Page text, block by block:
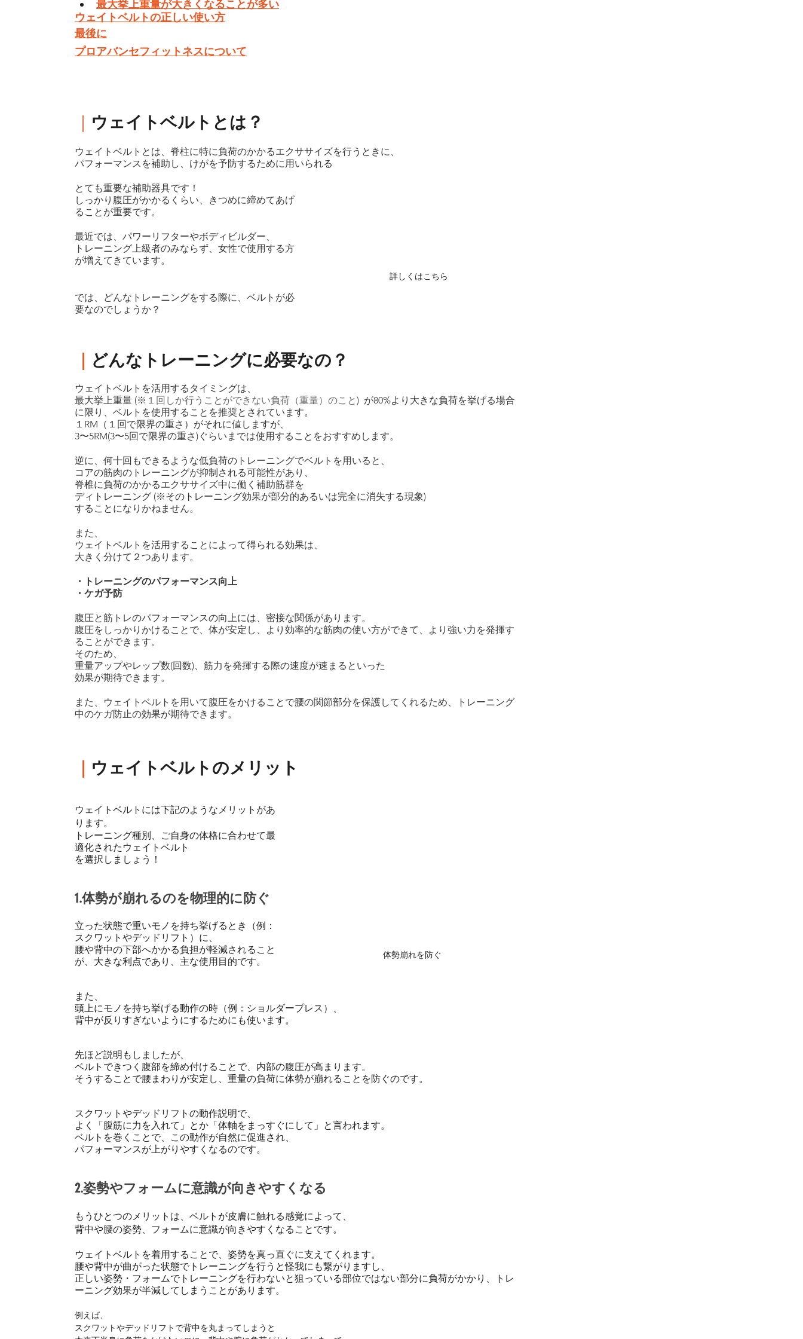
最大挙上重量が大きくなることが多い
ウェイトベルトの正しい使い方
最後に
プロアバンセフィットネスについて
ウェイトベルトとは？
ウェイトベルトとは、脊柱に特に負荷のかかるエクササイズを行うときに、
パフォーマンスを補助し、けがを予防するために用いられる
詳しくはこちら
とても重要な補助器具です！
しっかり腹圧がかかるくらい、きつめに締めてあげ
ることが重要です。
最近では、パワーリフターやボディビルダー、
トレーニング上級者のみならず、女性で使用する方
が増えてきています。
では、どんなトレーニングをする際に、ベルトが必
要なのでしょうか？
どんなトレーニングに必要なの？
ウェイトベルトを活用するタイミングは、
最大挙上重量 (※ １回しか行うことができない負荷（重量）のこと)  が80%より大きな負荷を挙げる場合
に限り、ベルトを使用することを推奨とされています。
１RM（１回で限界の重さ）がそれに値しますが、
3〜5RM(3〜5回で限界の重さ)ぐらいまでは使用することをおすすめします。
逆に、何十回もできるような低負荷のトレーニングでベルトを用いると、
コアの筋肉のトレーニングが抑制される可能性があり、
脊椎に負荷のかかるエクササイズ中に働く補助筋群を
ディトレーニング (※そのトレーニング効果が部分的あるいは完全に消失する現象)
することになりかねません。
また、
ウェイトベルトを活用することによって得られる効果は、
大きく分けて２つあります。
・トレーニングのパフォーマンス向上
・ケガ予防
腹圧と筋トレのパフォーマンスの向上には、密接な関係があります。
腹圧をしっかりかけることで、体が安定し、より効率的な筋肉の使い方ができて、より強い力を発揮す
ることができます。
そのため、
重量アップやレップ数(回数)、筋力を発揮する際の速度が速まるといった
効果が期待できます。
また、ウェイトベルトを用いて腹圧をかけることで腰の関節部分を保護してくれるため、トレーニング
中のケガ防止の効果が期待できます。
ウェイトベルトのメリット
体勢崩れを防ぐ
ウェイトベルトには下記のようなメリットがあ
ります。
トレーニング種別、ご自身の体格に合わせて最
適化されたウェイトベルト
を選択しましょう！
1.体勢が崩れるのを物理的に防ぐ
立った状態で重いモノを持ち挙げるとき（例：
スクワットやデッドリフト）に、
腰や背中の下部へかかる負担が軽減されること
が、大きな利点であり、主な使用目的です。
また、
頭上にモノを持ち挙げる動作の時（例：ショルダープレス）、
背中が反りすぎないようにするためにも使います。
先ほど説明もしましたが、
ベルトできつく腹部を締め付けることで、内部の腹圧が高まります。
そうすることで腰まわりが安定し、重量の負荷に体勢が崩れることを防ぐのです。
スクワットやデッドリフトの動作説明で、
よく「腹筋に力を入れて」とか「体軸をまっすぐにして」と言われます。
ベルトを巻くことで、この動作が自然に促進され、
パフォーマンスが上がりやすくなるのです。
2.姿勢やフォームに意識が向きやすくなる
もうひとつのメリットは、ベルトが皮膚に触れる感覚によって、
背中や腰の姿勢、フォームに意識が向きやすくなることです。
ウェイトベルトを着用することで、姿勢を真っ直ぐに支えてくれます。
腰や背中が曲がった状態でトレーニングを行うと怪我にも繋がりますし、
正しい姿勢・フォームでトレーニングを行わないと狙っている部位ではない部分に負荷がかかり、トレ
ーニング効果が半減してしまうことがあります。
例えば、
スクワットやデッドリフトで背中を丸まってしまうと